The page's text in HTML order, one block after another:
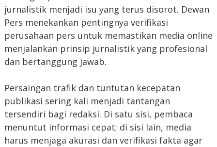
jurnalistik menjadi isu yang terus disorot. Dewan
Pers menekankan pentingnya verifikasi
perusahaan pers untuk memastikan media online
menjalankan prinsip jurnalistik yang profesional
dan bertanggung jawab.
Persaingan trafik dan tuntutan kecepatan
publikasi sering kali menjadi tantangan
tersendiri bagi redaksi. Di satu sisi, pembaca
menuntut informasi cepat; di sisi lain, media
harus menjaga akurasi dan verifikasi fakta agar